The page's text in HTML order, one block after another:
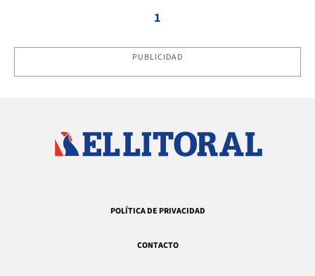
1
PUBLICIDAD
POLÍTICA DE PRIVACIDAD
CONTACTO